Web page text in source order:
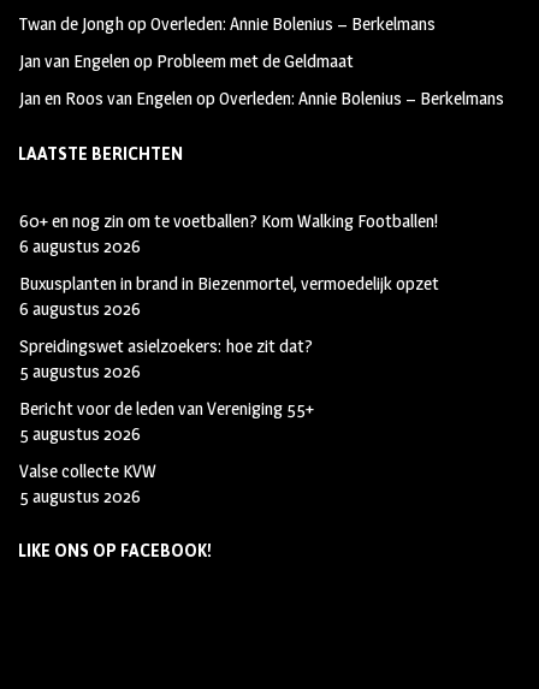
Twan de JonghopOverleden: Annie Bolenius – Berkelmans
Jan van Engelenop Probleem met de Geldmaat
Jan en Roos van EngelenopOverleden: Annie Bolenius – Berkelmans
LAATSTE BERICHTEN
60+ en nog zin om te voetballen? Kom Walking Footballen!
6 augustus 2026
Buxusplanten in brand in Biezenmortel, vermoedelijk opzet
6 augustus 2026
Spreidingswet asielzoekers: hoe zit dat?
5 augustus 2026
Bericht voor de leden van Vereniging 55+
5 augustus 2026
Valse collecte KVW
5 augustus 2026
LIKE ONS OP FACEBOOK!